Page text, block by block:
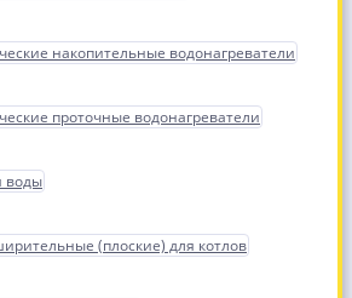
накопительные водонагреватели
проточные водонагреватели
воды
(плоские) для котлов